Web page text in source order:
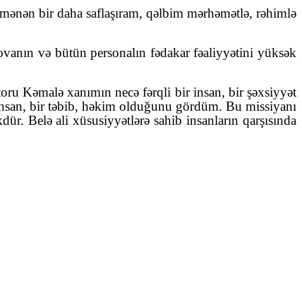
bir daha saflaşıram, qəlbim mərhəmətlə, rəhimlə
və bütün personalın fədakar fəaliyyətini yüksək
Kəmalə xanımın necə fərqli bir insan, bir şəxsiyyət
bir təbib, həkim olduğunu gördüm. Bu missiyanı
Belə ali xüsusiyyətlərə sahib insanların qarşısında